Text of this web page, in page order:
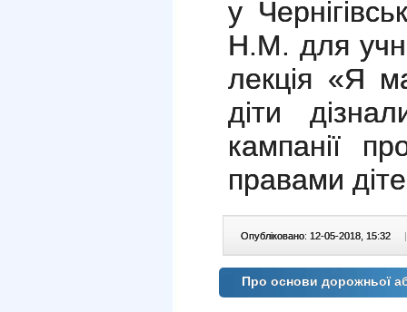
у
Н.М. для
лекція «Я
діти
кампанії
правами
Опубліковано: 12-05-2018, 15:32 |
Про основи дорожньої